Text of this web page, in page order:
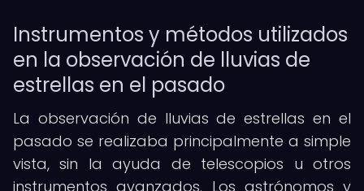
Instrumentos y métodos utilizados
en la observación de lluvias de
estrellas en el pasado
La observación de lluvias de estrellas en el
pasado se realizaba principalmente a simple
vista, sin la ayuda de telescopios u otros
instrumentos avanzados. Los astrónomos y